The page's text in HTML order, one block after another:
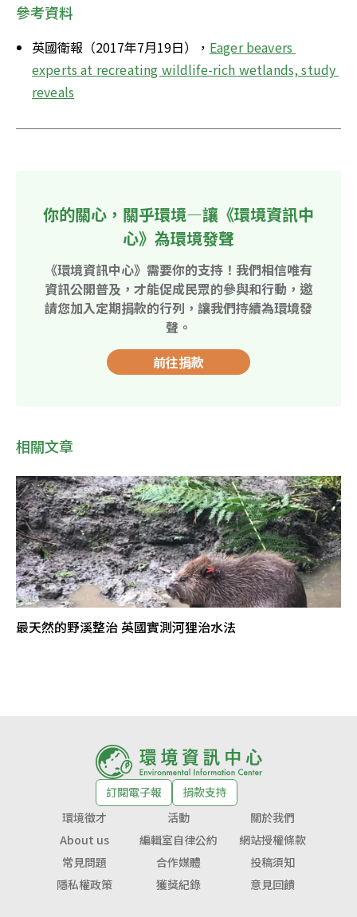
參考資料
英國衛報（2017年7月19日）， Eager beavers
experts at recreating wildlife-rich wetlands, study
reveals
你的關心，關乎環境—讓《環境資訊中
心》為環境發聲
《環境資訊中心》需要你的支持！我們相信唯有
資訊公開普及，才能促成民眾的參與和行動，邀
請您加入定期捐款的行列，讓我們持續為環境發
聲。
前往捐款
相關文章
最天然的野溪整治 英國實測河狸治水法
訂閱電子報
捐款支持
環境徵才
活動
關於我們
About us
編輯室自律公約
網站授權條款
常見問題
合作媒體
投稿須知
隱私權政策
獲獎紀錄 意見回饋